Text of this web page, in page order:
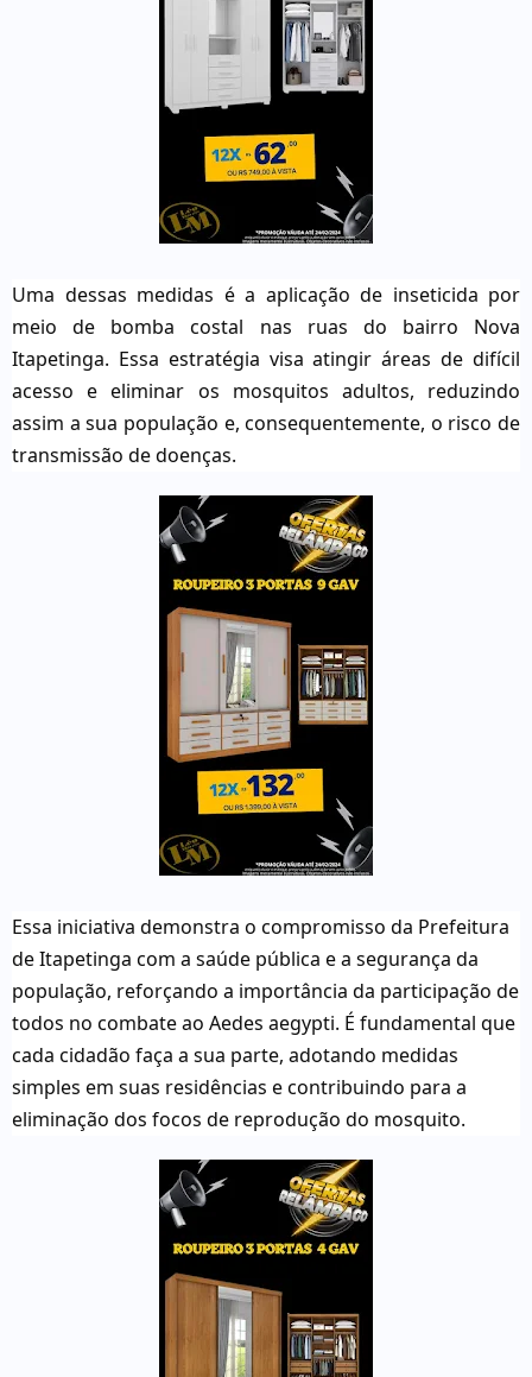
Uma dessas medidas é a aplicação de inseticida por
meio de bomba costal nas ruas do bairro Nova
Itapetinga. Essa estratégia visa atingir áreas de difícil
acesso e eliminar os mosquitos adultos, reduzindo
assim a sua população e, consequentemente, o risco de
transmissão de doenças.
Essa iniciativa demonstra o compromisso da Prefeitura
de Itapetinga com a saúde pública e a segurança da
população, reforçando a importância da participação de
todos no combate ao Aedes aegypti. É fundamental que
cada cidadão faça a sua parte, adotando medidas
simples em suas residências e contribuindo para a
eliminação dos focos de reprodução do mosquito.